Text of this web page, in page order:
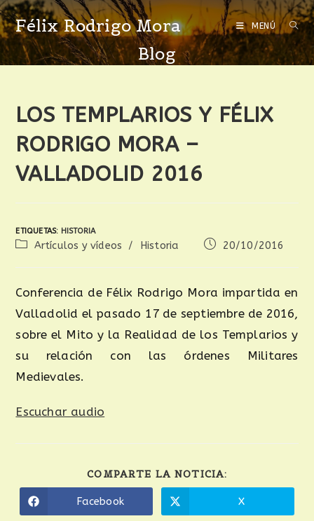
Félix Rodrigo Mora MENÚ
Blog
LOS TEMPLARIOS Y FÉLIX
RODRIGO MORA –
VALLADOLID 2016
ETIQUETAS: HISTORIA
Artículos y vídeos / Historia 20/10/2016
Conferencia de Félix Rodrigo Mora impartida en
Valladolid el pasado 17 de septiembre de 2016,
sobre el Mito y la Realidad de los Templarios y
su relación con las órdenes Militares
Medievales.
Escuchar audio
COMPARTE LA NOTICIA:
Facebook X